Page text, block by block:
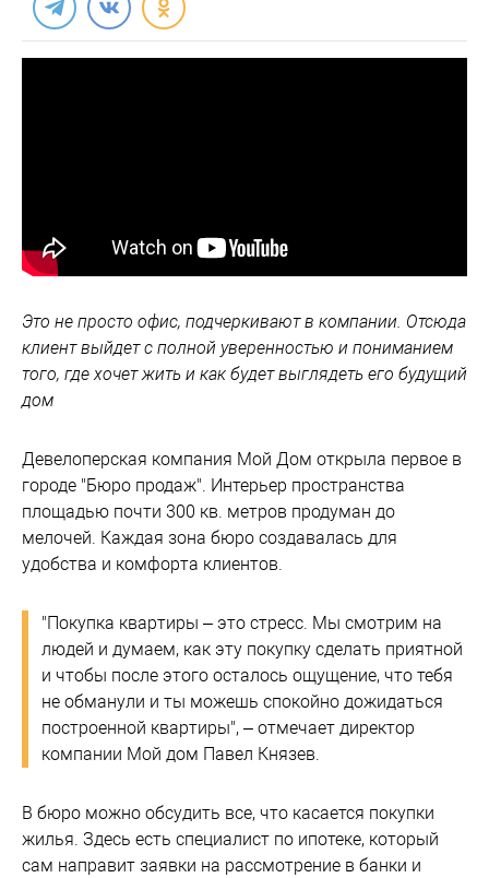
Это не просто офис, подчеркивают в компании. Отсюда
клиент выйдет с полной уверенностью и пониманием
того, где хочет жить и как будет выглядеть его будущий
дом
Девелоперская компания Мой Дом открыла первое в
городе "Бюро продаж". Интерьер пространства
площадью почти 300 кв. метров продуман до
мелочей. Каждая зона бюро создавалась для
удобства и комфорта клиентов.
"Покупка квартиры – это стресс. Мы смотрим на
людей и думаем, как эту покупку сделать приятной
и чтобы после этого осталось ощущение, что тебя
не обманули и ты можешь спокойно дожидаться
построенной квартиры", – отмечает директор
компании Мой дом Павел Князев.
В бюро можно обсудить все, что касается покупки
жилья. Здесь есть специалист по ипотеке, который
сам направит заявки на рассмотрение в банки и